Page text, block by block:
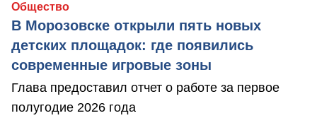
Общество
В Морозовске открыли пять новых
детских площадок: где появились
современные игровые зоны
Глава предоставил отчет о работе за первое
полугодие 2026 года